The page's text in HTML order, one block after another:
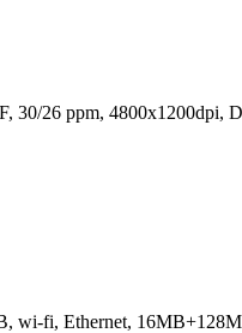
30/26 ppm, 4800x1200dpi,
wi-fi, Ethernet,